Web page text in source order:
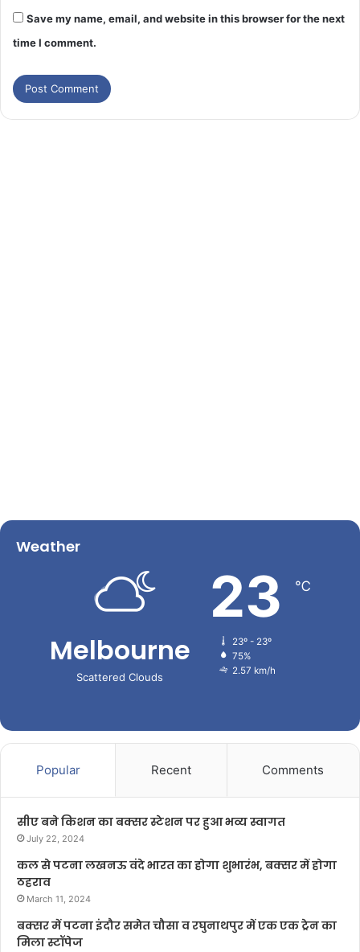
Save my name, email, and website in this browser for the next
time I comment.
Weather
Melbourne
Scattered Clouds
23 ℃
23º - 23º
75%
2.57 km/h
Popular Recent Comments
सीए बने किशन का बक्सर स्टेशन पर हुआ भव्य स्वागत
July 22, 2024
कल से पटना लखनऊ वंदे भारत का होगा शुभारंभ, बक्सर में होगा
ठहराव
March 11, 2024
बक्सर में पटना इंदौर समेत चौसा व रघुनाथपुर में एक एक ट्रेन का
मिला स्टॉपेज